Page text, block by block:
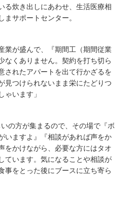
る炊き出しにあわせ、生活医療相
まサポートセンター。
業が盛んで、『期間工（期間従業
なくありません。契約を打ち切ら
されたアパートを出て行かざるを
見つけられないまま栄にたどりつ
ゃいます」
の方が集まるので、その場で『ボ
いますよ』『相談があれば声をか
をかけながら、必要な方にはタオ
ています。気になることや相談が
事をとった後にブースに立ち寄ら